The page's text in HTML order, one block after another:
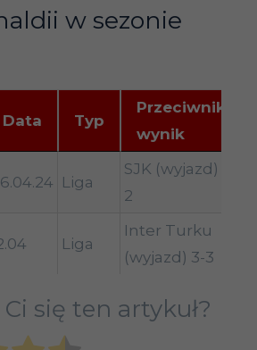
w sezonie
Data Typ
Przeciwnik,
wynik
Przeciwnik,
Liga
SJK (wyjazd) 1-
2
Liga
Inter Turku
(wyjazd) 3-3
się ten artykuł?